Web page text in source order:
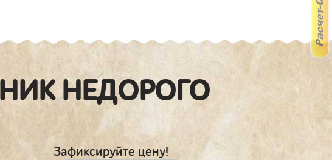
НЕДОРОГО
Зафиксируйте цену!